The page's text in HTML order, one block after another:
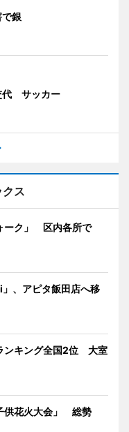
銀
代 サッカー
ス
ーク」 区内各所で
、アピタ飯田店へ移
ンキング全国2位 大室
供花火大会」 総勢